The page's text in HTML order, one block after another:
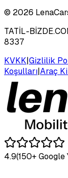
© 2026
TATİL-
8337
KVKK|Gizlilik
Koşulları|Araç
4.9(150+ Google